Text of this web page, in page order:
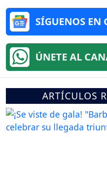
SÍGUENOS EN
ÚNETE AL
ARTÍCULOS